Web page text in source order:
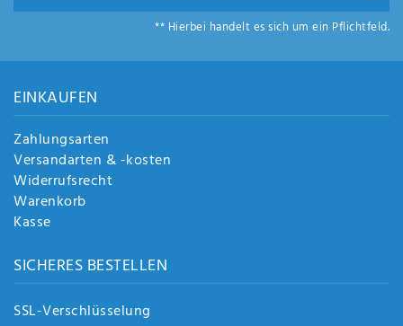
** Hierbei handelt es sich um ein Pflichtfeld.
EINKAUFEN
Zahlungsarten
Versandarten & -kosten
Widerrufsrecht
Warenkorb
Kasse
SICHERES BESTELLEN
SSL-Verschlüsselung